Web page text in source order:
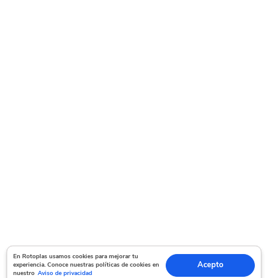
En Rotoplas usamos cookies para mejorar tu experiencia. Conoce nuestras políticas
de cookies en nuestro Aviso de privacidad Acepto
En Rotoplas usamos cookies para mejorar tu
experiencia. Conoce nuestras políticas de cookies en
nuestro Aviso de privacidad
Acepto